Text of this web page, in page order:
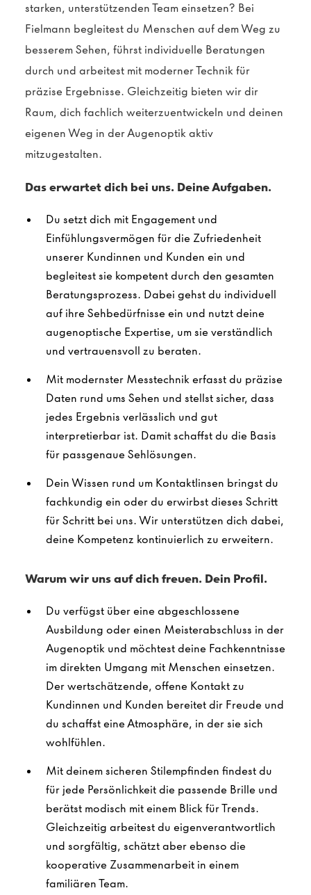
starken, unterstützenden Team einsetzen? Bei
Fielmann begleitest du Menschen auf dem Weg zu
besserem Sehen, führst individuelle Beratungen
durch und arbeitest mit moderner Technik für
präzise Ergebnisse. Gleichzeitig bieten wir dir
Raum, dich fachlich weiterzuentwickeln und deinen
eigenen Weg in der Augenoptik aktiv
mitzugestalten.
Das erwartet dich bei uns. Deine Aufgaben.
Du setzt dich mit Engagement und
Einfühlungsvermögen für die Zufriedenheit
unserer Kundinnen und Kunden ein und
begleitest sie kompetent durch den gesamten
Beratungsprozess. Dabei gehst du individuell
auf ihre Sehbedürfnisse ein und nutzt deine
augenoptische Expertise, um sie verständlich
und vertrauensvoll zu beraten.
Mit modernster Messtechnik erfasst du präzise
Daten rund ums Sehen und stellst sicher, dass
jedes Ergebnis verlässlich und gut
interpretierbar ist. Damit schaffst du die Basis
für passgenaue Sehlösungen.
Dein Wissen rund um Kontaktlinsen bringst du
fachkundig ein oder du erwirbst dieses Schritt
für Schritt bei uns. Wir unterstützen dich dabei,
deine Kompetenz kontinuierlich zu erweitern.
Warum wir uns auf dich freuen. Dein Profil.
Du verfügst über eine abgeschlossene
Ausbildung oder einen Meisterabschluss in der
Augenoptik und möchtest deine Fachkenntnisse
im direkten Umgang mit Menschen einsetzen.
Der wertschätzende, offene Kontakt zu
Kundinnen und Kunden bereitet dir Freude und
du schaffst eine Atmosphäre, in der sie sich
wohlfühlen.
Mit deinem sicheren Stilempfinden findest du
für jede Persönlichkeit die passende Brille und
berätst modisch mit einem Blick für Trends.
Gleichzeitig arbeitest du eigenverantwortlich
und sorgfältig, schätzt aber ebenso die
kooperative Zusammenarbeit in einem
familiären Team.